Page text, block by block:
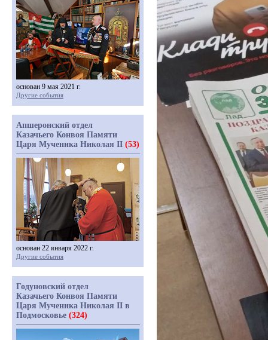
основан 9 мая 2021 г.
Другие события
Апшеронский отдел
Казачьего Конвоя Памяти
Царя Мученика Николая II (53)
основан 22 января 2022 г.
Другие события
Годуновский отдел
Казачьего Конвоя Памяти
Царя Мученика Николая II в
Подмосковье (324)